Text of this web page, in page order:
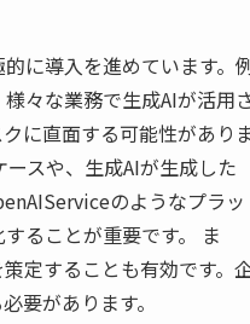
に導入を進めています。
々な業務で生成AIが活用
に直面する可能性があり
スや、生成AIが生成した
のようなプラッ
ることが重要です。 ま
定することも有効です。
要があります。